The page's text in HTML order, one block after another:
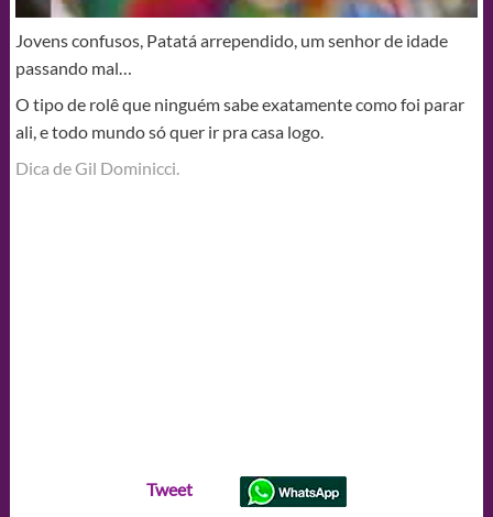
Jovens confusos, Patatá arrependido, um senhor de idade
passando mal…
O tipo de rolê que ninguém sabe exatamente como foi parar
ali, e todo mundo só quer ir pra casa logo.
Dica de Gil Dominicci.
Tweet